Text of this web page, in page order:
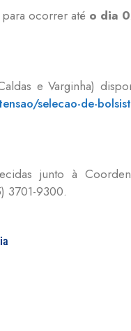
ocorrer até o dia
e Varginha)
selecao-de-
junto à
3701-9300.